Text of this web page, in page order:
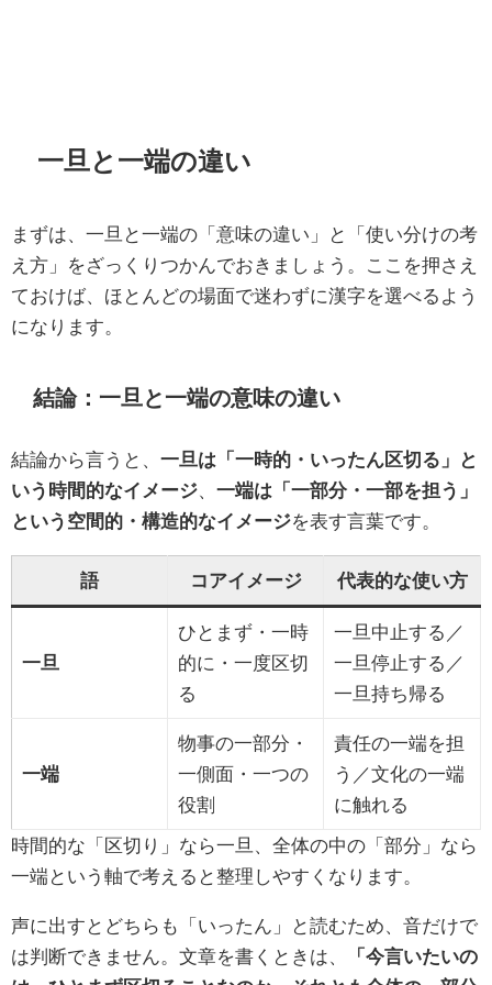
一旦と一端の違い
まずは、一旦と一端の「意味の違い」と「使い分けの考
え方」をざっくりつかんでおきましょう。ここを押さえ
ておけば、ほとんどの場面で迷わずに漢字を選べるよう
になります。
結論：一旦と一端の意味の違い
結論から言うと、 一旦は「一時的・いったん区切る」と
いう時間的なイメージ
一端は「一部分・一部を担う」
という空間的・構造的なイメージを表す言葉です。
語 コアイメージ 代表的な使い方
一旦
ひとまず・一時
的に・一度区切
る
一旦中止する／
一旦停止する／
一旦持ち帰る
一端
物事の一部分・
一側面・一つの
役割
責任の一端を担
う／文化の一端
に触れる
時間的な「区切り」なら一旦、全体の中の「部分」なら
一端という軸で考えると整理しやすくなります。
声に出すとどちらも「いったん」と読むため、音だけで
は判断できません。文章を書くときは、
「今言いたいの